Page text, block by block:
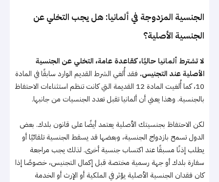
الجنسية المزدوجة في ألمانيا: هل يجب التخلي عن
الجنسية الأصلية؟
لا تشترط ألمانيا حاليًا، كقاعدة عامة، التخلي عن الجنسية
الأصلية عند التجنيس. فقد أُلغي الشرط القديم الوارد سابقًا في المادة
10، كما أُلغيت المادة 12 القديمة التي كانت تنظم استثناءات الاحتفاظ
بالجنسية. وهذا يعني أن ألمانيا تقبل تعدد الجنسيات من جانبها.
لكن الاحتفاظ بجنسيتك الأصلية يعتمد أيضًا على قانون بلدك. بعض
الدول تسمح بازدواج الجنسية، وبعضها قد يسقط الجنسية تلقائيًا أو
يطلب إذنًا مسبقًا عند اكتساب جنسية أخرى. لذلك يجب مراجعة
سفارة بلدك أو جهة رسمية مختصة قبل إكمال التجنيس، خصوصًا إذا
كان فقدان الجنسية الأصلية يؤثر في الملكية أو الإرث أو الخدمة